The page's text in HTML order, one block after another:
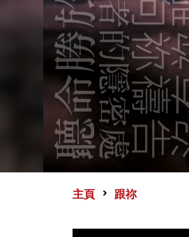
主頁 跟祢